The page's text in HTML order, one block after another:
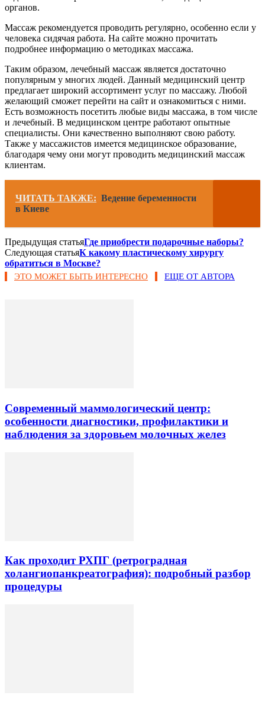
органов.
Массаж рекомендуется проводить регулярно, особенно если у
человека сидячая работа. На сайте можно прочитать
подробнее информацию о методиках массажа.
Таким образом, лечебный массаж является достаточно
популярным у многих людей. Данный медицинский центр
предлагает широкий ассортимент услуг по массажу. Любой
желающий сможет перейти на сайт и ознакомиться с ними.
Есть возможность посетить любые виды массажа, в том числе
и лечебный. В медицинском центре работают опытные
специалисты. Они качественно выполняют свою работу.
Также у массажистов имеется медицинское образование,
благодаря чему они могут проводить медицинский массаж
клиентам.
ЧИТАТЬ ТАКЖЕ: Ведение беременности
в Киеве
Предыдущая статьяГде приобрести подарочные наборы?
Следующая статьяК какому пластическому хирургу
обратиться в Москве?
ЭТО МОЖЕТ БЫТЬ ИНТЕРЕСНО ЕЩЕ ОТ АВТОРА
Современный маммологический центр:
особенности диагностики, профилактики и
наблюдения за здоровьем молочных желез
Как проходит РХПГ (ретроградная
холангиопанкреатография): подробный разбор
процедуры